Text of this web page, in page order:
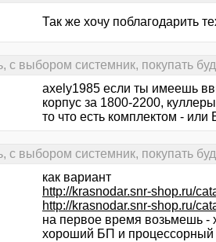
Так же хочу поблагодарить
выбором системник, покупать
axely1985 если ты имеешь
корпус за 1800-2200,
то что есть комплектом -
выбором системник, покупать
как вариант
http://krasnodar.snr-shop.ru/
http://krasnodar.snr-shop.ru/
на первое время возьмешь -
хороший БП и процессорный